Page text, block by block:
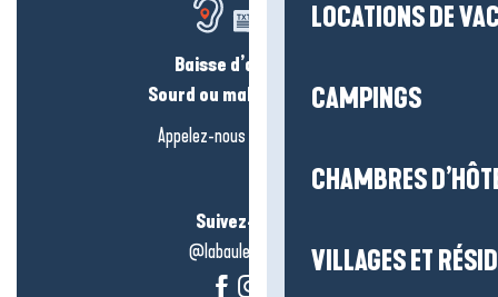
LOCATIONS DE
CAMPINGS
CHAMBRES
VILLAGES ET
Baisse d’audition ?
Sourd ou malentendant ?
Appelez-nous en
Suivez-nous !
@labauleguérande